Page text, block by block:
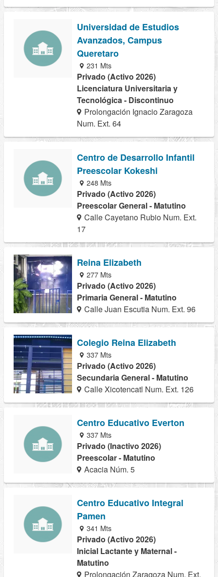
Universidad de Estudios
Avanzados, Campus
Queretaro
231 Mts
Privado (Activo 2026)
Licenciatura Universitaria y
Tecnológica - Discontinuo
Prolongación Ignacio Zaragoza
Num. Ext. 64
Centro de Desarrollo Infantil
Preescolar Kokeshi
248 Mts
Privado (Activo 2026)
Preescolar General - Matutino
Calle Cayetano Rubio Num. Ext.
17
Reina Elizabeth
277 Mts
Privado (Activo 2026)
Primaria General - Matutino
Calle Juan Escutia Num. Ext. 96
Colegio Reina Elizabeth
337 Mts
Privado (Activo 2026)
Secundaria General - Matutino
Calle Xicotencatl Num. Ext. 126
Centro Educativo Everton
337 Mts
Privado (Inactivo 2026)
Preescolar - Matutino
Acacia Núm. 5
Centro Educativo Integral
Pamen
341 Mts
Privado (Activo 2026)
Inicial Lactante y Maternal -
Matutino
Prolongación Zaragoza Num. Ext.